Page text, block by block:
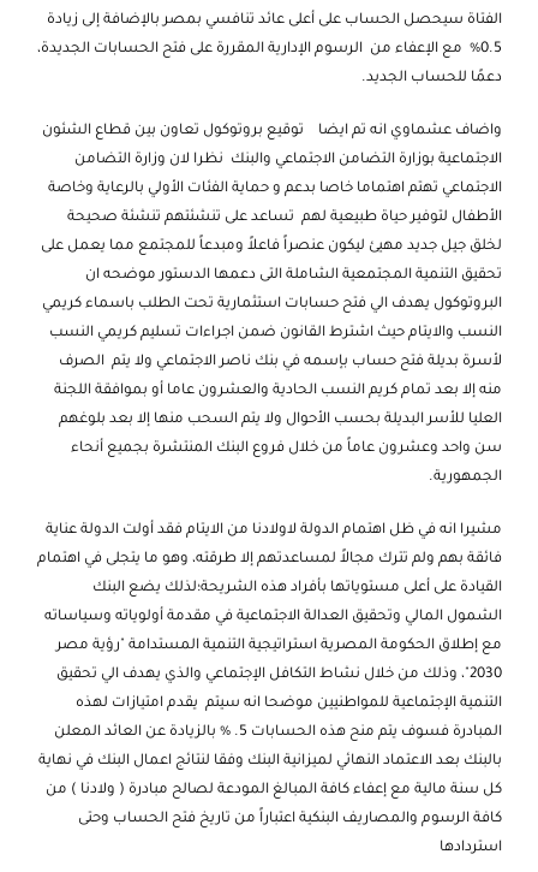
الفتاة سيحصل الحساب على أعلى عائد تنافسي بمصر بالإضافة إلى زيادة
0.5% مع الإعفاء من الرسوم الإدارية المقررة على فتح الحسابات الجديدة،
دعمًا للحساب الجديد.
واضاف عشماوي انه تم ايضا توقيع بروتوكول تعاون بين قطاع الشئون
الاجتماعية بوزارة التضامن الاجتماعي والبنك نظرا لان وزارة التضامن
الاجتماعي تهتم اهتماما خاصا بدعم و حماية الفئات الأولي بالرعاية وخاصة
الأطفال لتوفير حياة طبيعية لهم تساعد على تنشئتهم تنشئة صحيحة
لخلق جيل جديد مهيئ ليكون عنصراً فاعلاً ومبدعاً للمجتمع مما يعمل على
تحقيق التنمية المجتمعية الشاملة التى دعمها الدستور موضحه ان
البروتوكول يهدف الي فتح حسابات استثمارية تحت الطلب باسماء كريمي
النسب والايتام حيث اشترط القانون ضمن اجراءات تسليم كريمي النسب
لأسرة بديلة فتح حساب بإسمه في بنك ناصر الاجتماعي ولا يتم الصرف
منه إلا بعد تمام كريم النسب الحادية والعشرون عاما أو بموافقة اللجنة
العليا للأسر البديلة بحسب الأحوال ولا يتم السحب منها إلا بعد بلوغهم
سن واحد وعشرون عاماً من خلال فروع البنك المنتشرة بجميع أنحاء
الجمهورية.
مشيرا انه في ظل اهتمام الدولة لاولادنا من الايتام فقد أولت الدولة عناية
فائقة بهم ولم تترك مجالاً لمساعدتهم إلا طرقته، وهو ما يتجلى في اهتمام
القيادة على أعلى مستوياتها بأفراد هذه الشريحة؛لذلك يضع البنك
الشمول المالي وتحقيق العدالة الاجتماعية في مقدمة أولوياته وسياساته
مع إطلاق الحكومة المصرية استراتيجية التنمية المستدامة "رؤية مصر
2030"، وذلك من خلال نشاط التكافل الإجتماعي والذي يهدف الي تحقيق
التنمية الإجتماعية للمواطنيين موضحا انه سيتم يقدم امتيازات لهذه
المبادرة فسوف يتم منح هذه الحسابات 5. % بالزيادة عن العائد المعلن
بالبنك بعد الاعتماد النهائي لميزانية البنك وفقا لنتائج اعمال البنك في نهاية
كل سنة مالية مع إعفاء كافة المبالغ المودعة لصالح مبادرة ( ولادنا ) من
كافة الرسوم والمصاريف البنكية اعتباراً من تاريخ فتح الحساب وحتى
استردادها